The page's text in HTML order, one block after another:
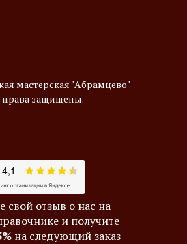
мастерская "Абрамцево"
права защищены.
свой отзыв о нас на
и получите
на следующий заказ